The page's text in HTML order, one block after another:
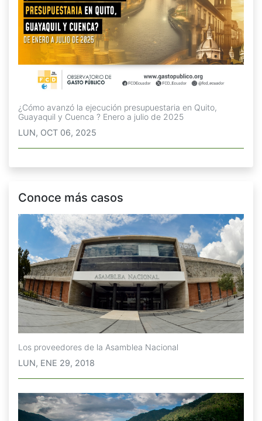
¿Cómo avanzó la ejecución presupuestaria en Quito,
Guayaquil y Cuenca ? Enero a julio de 2025
LUN, OCT 06, 2025
Conoce más casos
Los proveedores de la Asamblea Nacional
LUN, ENE 29, 2018